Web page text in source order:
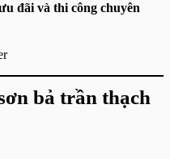
đãi và thi công chuyên
bả trần thạch